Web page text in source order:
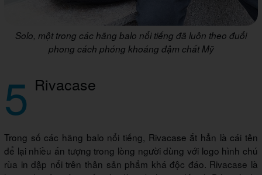
Solo, một trong các hãng balo nổi tiếng đã luôn theo đuổi
phong cách phóng khoáng đậm chất Mỹ
5 Rivacase
Trong số các hãng balo nổi tiếng, Rivacase ắt hẳn là cái tên
để lại nhiều ấn tượng trong lòng người dùng với logo hình chú
rùa in dập nổi trên thân sản phẩm khá độc đáo. Rivacase là